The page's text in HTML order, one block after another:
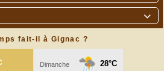

fait-il à Gignac ?